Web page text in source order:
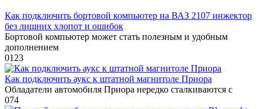
Как подключить бортовой компьютер на ВАЗ 2107 инжектор
без лишних хлопот и ошибок
Бортовой компьютер может стать полезным и удобным
дополнением
0123
Как подключить аукс к штатной магнитоле Приора
Обладатели автомобиля Приора нередко сталкиваются с
074